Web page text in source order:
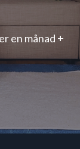
en månad +